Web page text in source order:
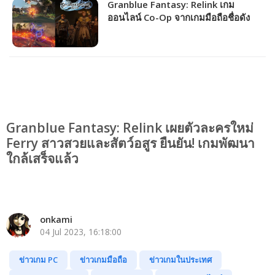
Granblue Fantasy: Relink เกม
ออนไลน์ Co-Op จากเกมมือถือชื่อดัง
Granblue Fantasy: Relink เผยตัวละครใหม่
Ferry สาวสวยและสัตว์อสูร ยืนยัน! เกมพัฒนา
ใกล้เสร็จแล้ว
onkami
04 Jul 2023, 16:18:00
ข่าวเกม PC ข่าวเกมมือถือ
ข่าวเกมในประเทศ